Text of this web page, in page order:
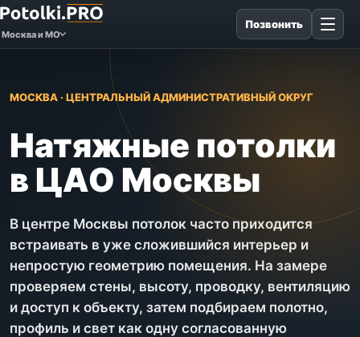
Москва и МО
Позвонить
МОСКВА · ЦЕНТРАЛЬНЫЙ АДМИНИСТРАТИВНЫЙ ОКРУГ
Натяжные потолки
в ЦАО Москвы
В центре Москвы потолок часто приходится
встраивать в уже сложившийся интерьер и
непростую геометрию помещения. На замере
проверяем стены, высоту, проводку, вентиляцию
и доступ к объекту, затем подбираем полотно,
профиль и свет как одну согласованную